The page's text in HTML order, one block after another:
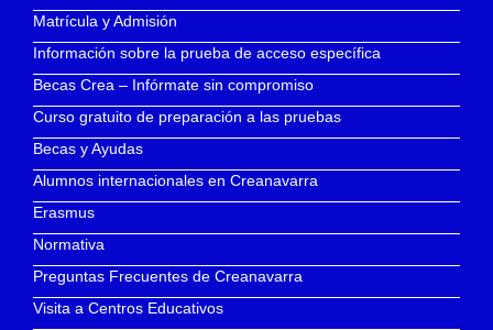
Matrícula y Admisión
Información sobre la prueba de acceso específica
Becas Crea – Infórmate sin compromiso
Curso gratuito de preparación a las pruebas
Becas y Ayudas
Alumnos internacionales en Creanavarra
Erasmus
Normativa
Preguntas Frecuentes de Creanavarra
Visita a Centros Educativos